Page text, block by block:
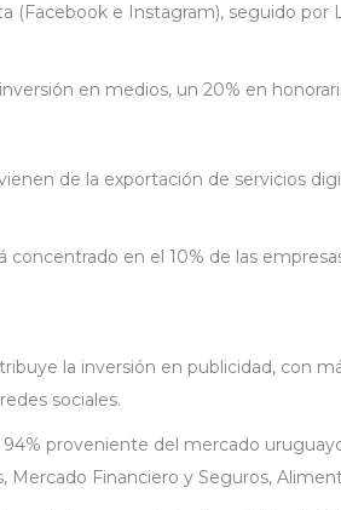
(Facebook e Instagram), seguido
en medios, un 20% en
de la exportación de servicios
en el 10% de las
la inversión en publicidad, con
sociales.
proveniente del mercado
Financiero y Seguros,